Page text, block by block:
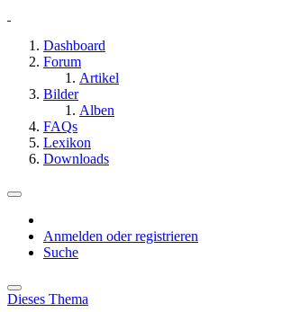
Dashboard
Forum
Artikel
Bilder
Alben
FAQs
Lexikon
Downloads
Anmelden oder registrieren
Suche
Dieses Thema